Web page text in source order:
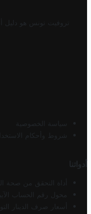
تروفيت تونس هو دليل
سياسة الخصوصية
شروط وأحكام
أدواتنا
أداة التحقق من صحة
محول رقم الحساب
أسعار صرف الدينار